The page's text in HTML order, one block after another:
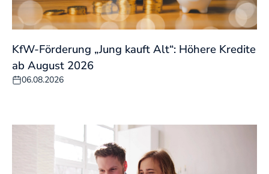
KfW-Förderung „Jung kauft Alt“: Höhere Kredite
ab August 2026
06.08.2026